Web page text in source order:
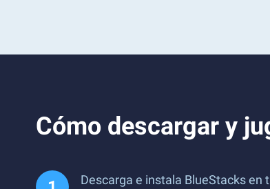
Cómo descargar y
Descarga e instala BlueStacks en